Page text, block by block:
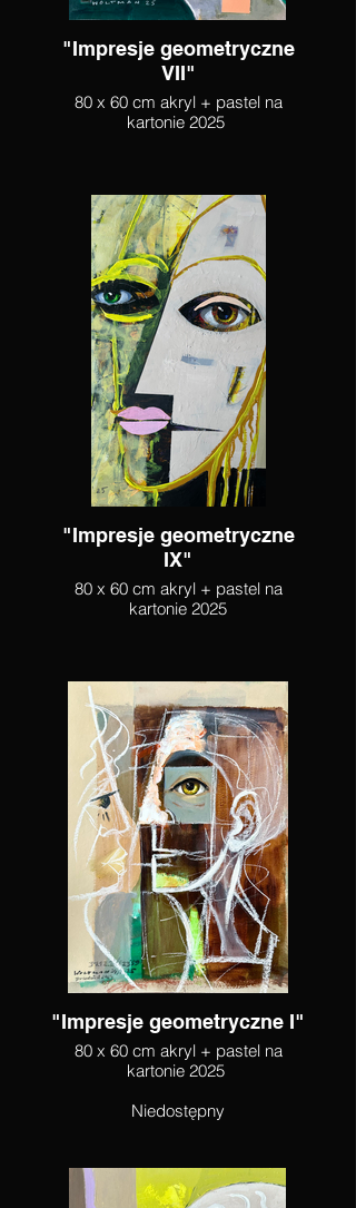
"Impresje geometryczne
VII"
80 x 60 cm akryl + pastel na
kartonie 2025
"Impresje geometryczne
IX"
80 x 60 cm akryl + pastel na
kartonie 2025
"Impresje geometryczne I"
80 x 60 cm akryl + pastel na
kartonie 2025
Niedostępny